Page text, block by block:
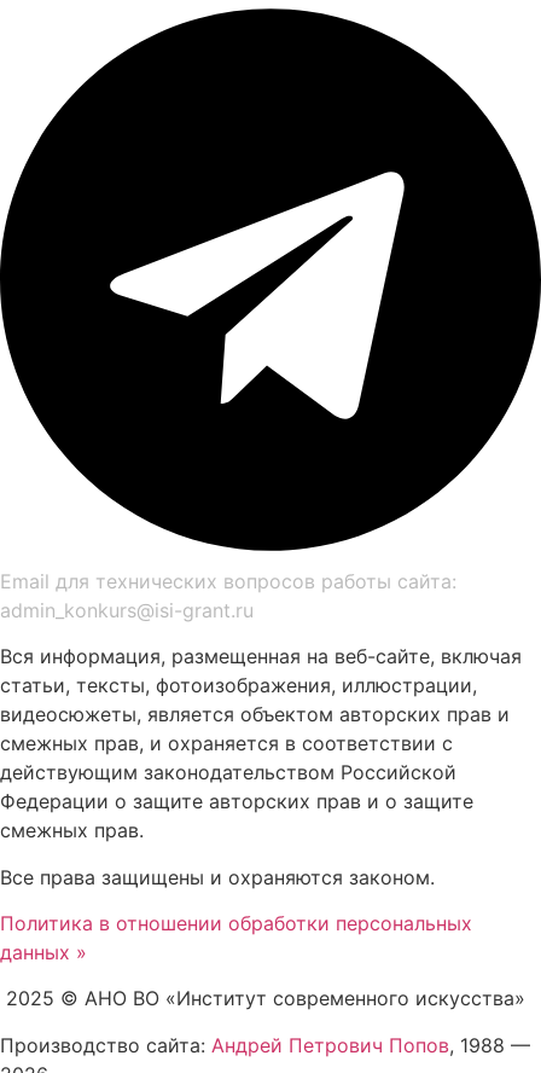
Email для технических вопросов работы сайта:
admin_konkurs@isi-grant.ru
Вся информация, размещенная на веб-сайте, включая
статьи, тексты, фотоизображения, иллюстрации,
видеосюжеты, является объектом авторских прав и
смежных прав, и охраняется в соответствии с
действующим законодательством Российской
Федерации о защите авторских прав и о защите
смежных прав.
Все права защищены и охраняются законом.
Политика в отношении обработки персональных
данных »
2025 © АНО ВО «Институт современного искусства»
Производство сайта: Андрей Петрович Попов, 1988 —